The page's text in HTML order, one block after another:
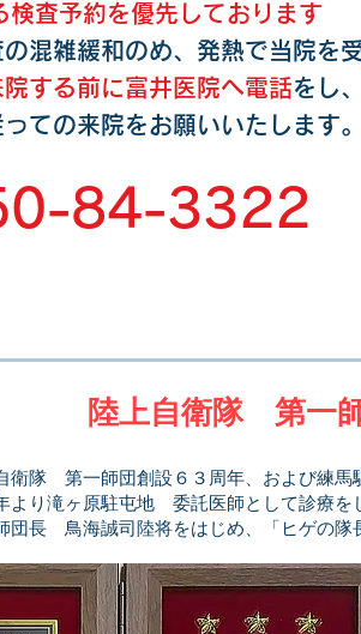
検査予約を優先しております
混雑緩和のめ、発熱で当院を
院する前に富井医院へ電話をし
ての来院をお願いいたします
84-3322
陸上自衛隊 第一
衛隊 第一師団創設６３周年、および練馬
より滝ヶ原駐屯地 委託医師として診療
団長 鳥海誠司陸将をはじめ、「ヒゲの